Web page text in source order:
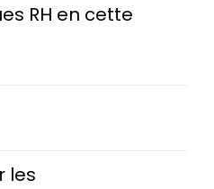
RH en cette
les